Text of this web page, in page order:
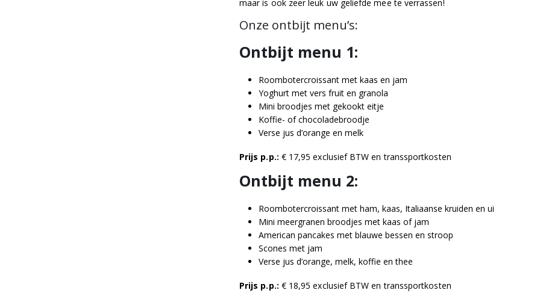
maar is ook zeer leuk uw geliefde mee te verrassen!
Onze ontbijt menu’s:
Ontbijt menu 1:
Roombotercroissant met kaas en jam
Yoghurt met vers fruit en granola
Mini broodjes met gekookt eitje
Koffie- of chocoladebroodje
Verse jus d’orange en melk
Prijs p.p.: € 17,95 exclusief BTW en transsportkosten
Ontbijt menu 2:
Roombotercroissant met ham, kaas, Italiaanse kruiden en ui
Mini meergranen broodjes met kaas of jam
American pancakes met blauwe bessen en stroop
Scones met jam
Verse jus d’orange, melk, koffie en thee
Prijs p.p.: € 18,95 exclusief BTW en transsportkosten